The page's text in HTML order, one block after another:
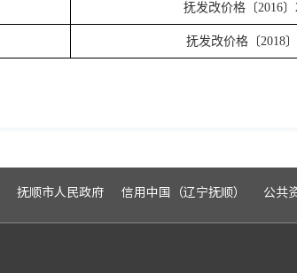
抚发改价格〔2016
抚发改价格〔2018
抚顺市人民政府 信用中国（辽宁抚顺） 公共